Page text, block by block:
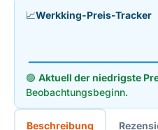
📈Werkking-Preis-Tracker
🟢 Aktuell der niedrigste
Beobachtungsbeginn.
Beschreibung